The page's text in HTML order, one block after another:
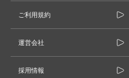
ご利用規約
運営会社
採用情報